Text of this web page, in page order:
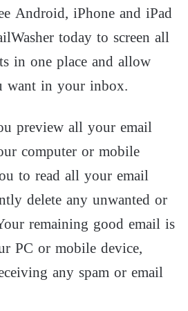
Android, iPhone and iPad
today to screen all
in one place and allow
want in your inbox.
preview all your email
computer or mobile
to read all your email
delete any unwanted or
remaining good email is
PC or mobile device,
any spam or email